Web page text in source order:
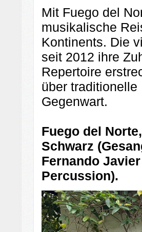
Mit Fuego del
musikalische
Kontinents. Die
seit 2012 ihre
Repertoire
über
Gegenwart.
Fuego del
Schwarz
Fernando
Percussion).